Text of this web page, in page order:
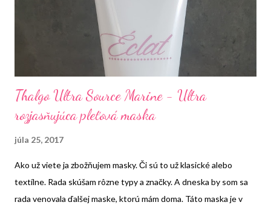
Thalgo Ultra Source Marine - Ultra
rozjasňujúca pleťová maska
júla 25, 2017
Ako už viete ja zbožňujem masky. Či sú to už klasické alebo
textílne. Rada skúšam rôzne typy a značky. A dneska by som sa
rada venovala ďalšej maske, ktorú mám doma. Táto maska je v